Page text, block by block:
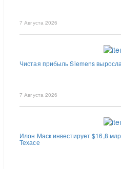
7 Августа 2026
Чистая прибыль Siemens
7 Августа 2026
Илон Маск инвестирует $16,8
Техасе